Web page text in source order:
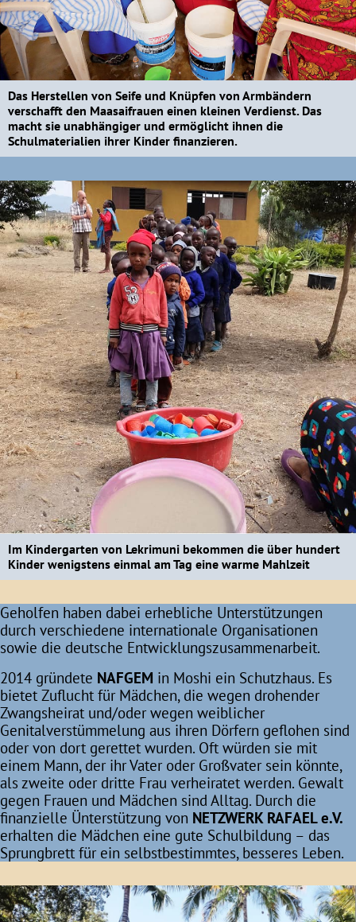
Das Herstellen von Seife und Knüpfen von Armbändern
verschafft den Maasaifrauen einen kleinen Verdienst. Das
macht sie unabhängiger und ermöglicht ihnen die
Schulmaterialien ihrer Kinder finanzieren.
Im Kindergarten von Lekrimuni bekommen die über hundert
Kinder wenigstens einmal am Tag eine warme Mahlzeit
Geholfen haben dabei erhebliche Unterstützungen
durch verschiedene internationale Organisationen
sowie die deutsche Entwicklungszusammenarbeit.
2014 gründete NAFGEM in Moshi ein Schutzhaus. Es
bietet Zuflucht für Mädchen, die wegen drohender
Zwangsheirat und/oder wegen weiblicher
Genitalverstümmelung aus ihren Dörfern geflohen sind
oder von dort gerettet wurden. Oft würden sie mit
einem Mann, der ihr Vater oder Großvater sein könnte,
als zweite oder dritte Frau verheiratet werden. Gewalt
gegen Frauen und Mädchen sind Alltag. Durch die
finanzielle Ünterstützung von NETZWERK RAFAEL e.V.
erhalten die Mädchen eine gute Schulbildung – das
Sprungbrett für ein selbstbestimmtes, besseres Leben.